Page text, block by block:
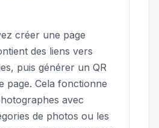
créer une page
des liens vers
puis générer un QR
page. Cela fonctionne
avec
de photos ou les